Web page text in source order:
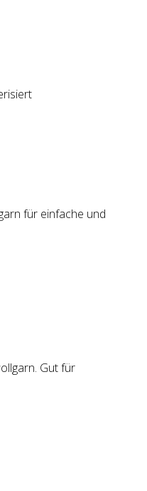
für einfache und
Gut für